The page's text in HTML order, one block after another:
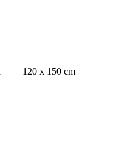
120 x 150 cm